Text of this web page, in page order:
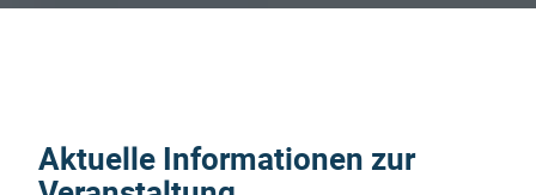
Aktuelle Informationen zur